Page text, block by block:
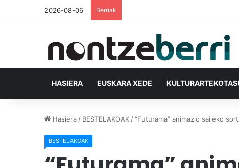
2026-08-06 Berriak
HASIERA EUSKARA XEDE
Hasiera / BESTELAKOAK /“Futurama” animazio saileko
BESTELAKOAK